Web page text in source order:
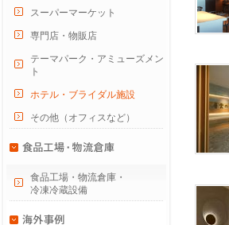
スーパーマーケット
専門店・物販店
テーマパーク・アミューズメン
ト
ホテル・ブライダル施設
その他（オフィスなど）
食品工場・物流倉庫・
冷凍冷蔵設備